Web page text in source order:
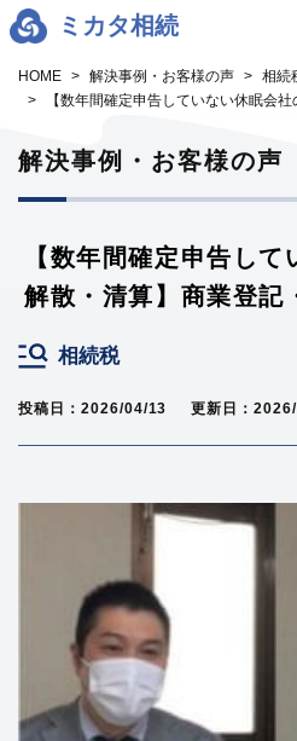
ミカタ相続
HOME 解決事例・お客様の声
相続
【数年間確定申告していない休眠会
解決事例・お客様の声
【数年間確定申告し
解散・清算】商業登記
相続税
投稿日：2026/04/13 更新日：